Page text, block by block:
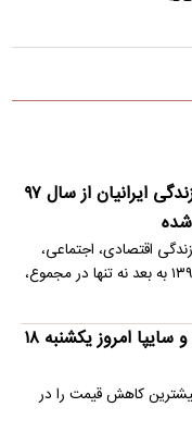
قیمت محصولات ایران‌خودرو و سایپا امروز یکشنبه ۱۸
وحش غیرقانونی
پیشنهاد دارد؟
امروز
دشوار کرده‌ است؟
روایت آماری مسعود نیلی از زندگی ایرانیان از سال ۹۷
اقتصادی، اجتماعی،
فرهنگی و سیاسی مردم ایران از سال۱۳۹۷ به بعد نه تنها در مجموع،
قیمت محصولات ایران‌خودرو و سایپا امروز یکشنبه ۱۸
افت ۴۰ میلیونی، بیشترین کاهش قیمت را در